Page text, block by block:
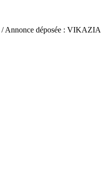
/ Annonce déposée : VIKAZIA